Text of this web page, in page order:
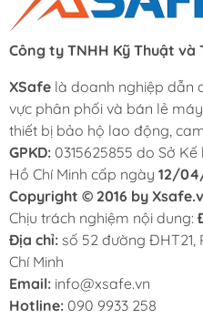
Công ty TNHH Kỹ Thuật và
XSafe là doanh nghiệp dẫn
vực phân phối và bán lẻ
thiết bị bảo hộ lao động,
GPKD: 0315625855 do Sở
Hồ Chí Minh cấp ngày 12/
Copyright © 2016 by
Chịu trách nghiệm nội dung:
Địa chỉ: số 52 đường ĐHT21,
Chí Minh
Email: info@xsafe.vn
Hotline: 090 9933 258